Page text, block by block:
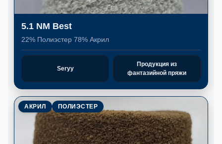
5.1 NM Best
22% Полиэстер 78% Акрил
Seryy
Продукция из
фантазийной пряжи
АКРИЛ ПОЛИЭСТЕР